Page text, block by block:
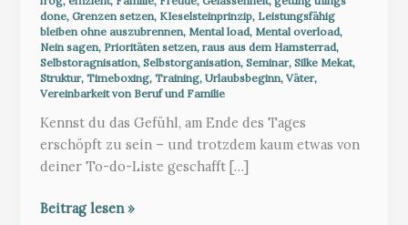
done,Grenzen setzen, KIeselsteinprinzip, Leistungsfähig
bleiben ohne auszubrennen, Mental load, Mental overload,
Nein sagen, Prioritäten setzen,raus aus dem Hamsterrad,
Selbstoragnisation,Selbstorganisation,Seminar,Silke Mekat,
Struktur,Timeboxing,Training,Urlaubsbeginn,Väter,
Vereinbarkeit von Beruf und Familie
Kennst du das Gefühl, am Ende des Tages
erschöpft zu sein – und trotzdem kaum etwas von
deiner To-do-Liste geschafft […]
Warum
Beitrag lesen »